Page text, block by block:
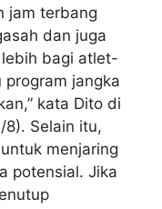
jam terbang
dan juga
bagi atlet-
jangka
kata Dito di
8). Selain itu,
menjaring
potensial. Jika